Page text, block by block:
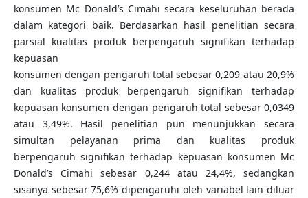
konsumen Mc Donald’s Cimahi secara keseluruhan berada
dalam kategori baik. Berdasarkan hasil penelitian secara
parsial kualitas produk berpengaruh signifikan terhadap
kepuasan
konsumen dengan pengaruh total sebesar 0,209 atau 20,9%
dan kualitas produk berpengaruh signifikan terhadap
kepuasan konsumen dengan pengaruh total sebesar 0,0349
atau 3,49%. Hasil penelitian pun menunjukkan secara
simultan pelayanan prima dan kualitas produk
berpengaruh signifikan terhadap kepuasan konsumen Mc
Donald’s Cimahi sebesar 0,244 atau 24,4%, sedangkan
sisanya sebesar 75,6% dipengaruhi oleh variabel lain diluar